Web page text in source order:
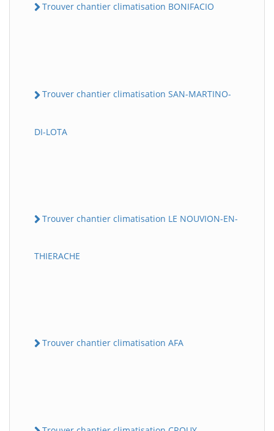
Trouver chantier climatisation BONIFACIO
Trouver chantier climatisation SAN-MARTINO-
DI-LOTA
Trouver chantier climatisation LE NOUVION-EN-
THIERACHE
Trouver chantier climatisation AFA